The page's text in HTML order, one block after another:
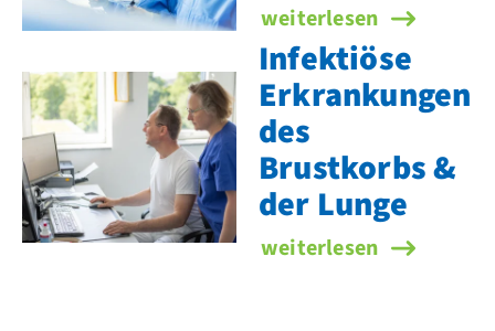
Rund­herd­abklärung &
weiterlesen
Infektiöse
Erkrankungen
des
Brustkorbs &
der Lunge
Infektiöse
weiterlesen